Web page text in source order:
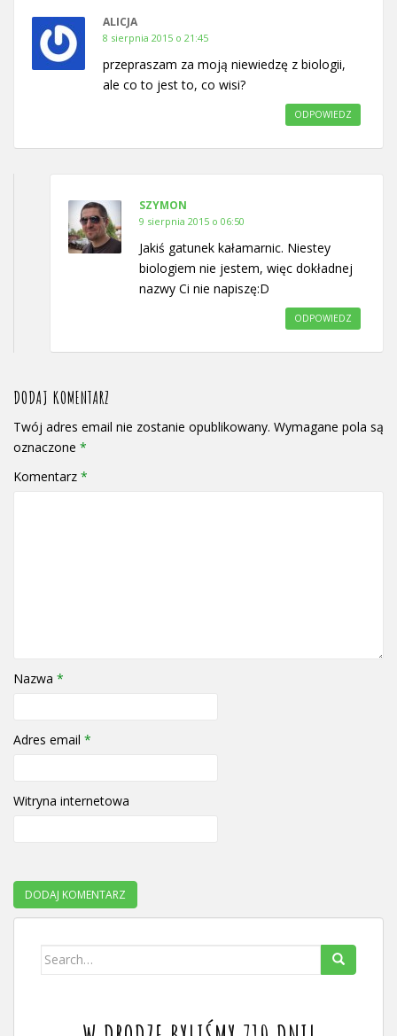
ALICJA
8 sierpnia 2015 o 21:45
przepraszam za moją niewiedzę z biologii,
ale co to jest to, co wisi?
ODPOWIEDZ
SZYMON
9 sierpnia 2015 o 06:50
Jakiś gatunek kałamarnic. Niestey
biologiem nie jestem, więc dokładnej
nazwy Ci nie napiszę:D
ODPOWIEDZ
DODAJ KOMENTARZ
Twój adres email nie zostanie opublikowany. Wymagane pola są
oznaczone *
Komentarz *
Nazwa *
Adres email *
Witryna internetowa
Search